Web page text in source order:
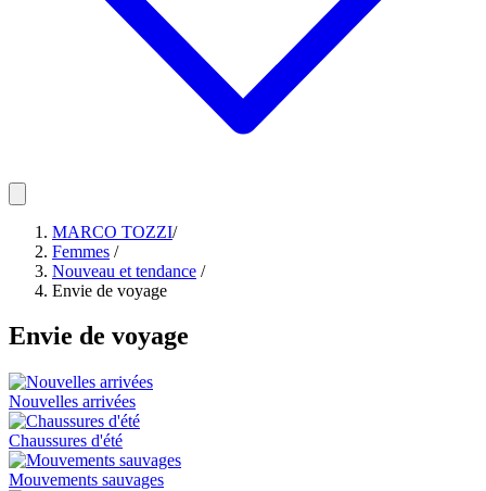
MARCO TOZZI/
Femmes /
Nouveau et tendance /
Envie de voyage
Envie de voyage
Nouvelles arrivées
Chaussures d'été
Mouvements sauvages